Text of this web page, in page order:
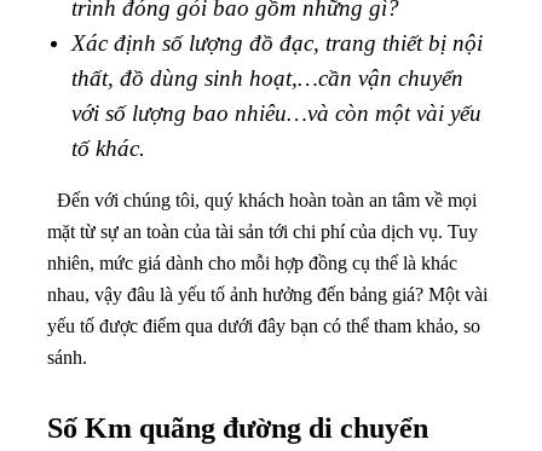
nhau, vậy đâu là yếu tố ảnh hưởng đến bảng giá? Một vài
yếu tố được điểm qua dưới đây bạn có thể tham khảo, so
sánh.
Số Km quãng đường di chuyển
nơi bạn mong muốn dài hay ngắn mà bảng giá dịch vụ
thay đổi theo. Hiện nay có nhiều đơn vị lợi dụng sự biến
động của bảng giá dựa vào quãng đường mà cố tình chạy
của quý khách.